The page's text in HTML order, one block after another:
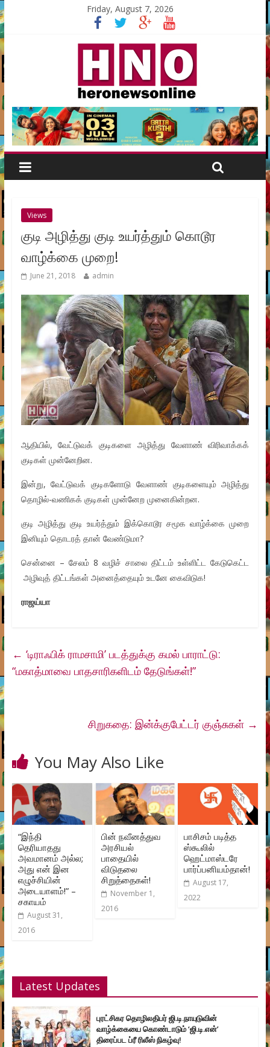
Friday, August 7, 2026
Views
குடி அழித்து குடி உயர்த்தும் கொடூர
வாழ்க்கை முறை!
June 21, 2018 admin
ஆதியில், வேட்டுவக் குடிகளை அழித்து வேளாண் விரிவாக்கக்
குடிகள் முன்னேறின.
இன்று, வேட்டுவக் குடிகளோடு வேளாண் குடிகளையும் அழித்து
தொழில்-வணிகக் குடிகள் முன்னேற முனைகின்றன.
குடி அழித்து குடி உயர்த்தும் இக்கொடூர சமூக வாழ்க்கை முறை
இனியும் தொடரத் தான் வேண்டுமா?
சென்னை – சேலம் 8 வழிச் சாலை திட்டம் உள்ளிட்ட கேடுகெட்ட
அழிவுத் திட்டங்கள் அனைத்தையும் உடனே கைவிடுக!
ராஜய்யா
← ‘டிராஃபிக் ராமசாமி’ படத்துக்கு கமல் பாராட்டு:
“மகாத்மாவை பாதசாரிகளிடம் தேடுங்கள்!”
சிறுகதை: இன்க்குபேட்டர் குஞ்சுகள் →
You May Also Like
“இந்தி
தெரியாதது
அவமானம் அல்ல;
அது என் இன
எழுச்சியின்
அடையாளம்!” –
சகாயம்
August 31,
2016
பின் நவீனத்துவ
அரசியல்
பாதையில்
விடுதலை
சிறுத்தைகள்!
November 1,
2016
பாசிசம் படித்த
ஸ்கூலில்
ஹெட்மாஸ்டரே
பார்ப்பனியம்தான்!
August 17,
2022
Latest Updates
புரட்சிகர தொழிலதிபர் ஜி.டி.நாயுடுவின்
வாழ்க்கையை கொண்டாடும் ‘ஜி.டி.என்’
திரைப்பட ப்ரீ ரிலீஸ் நிகழ்வு!